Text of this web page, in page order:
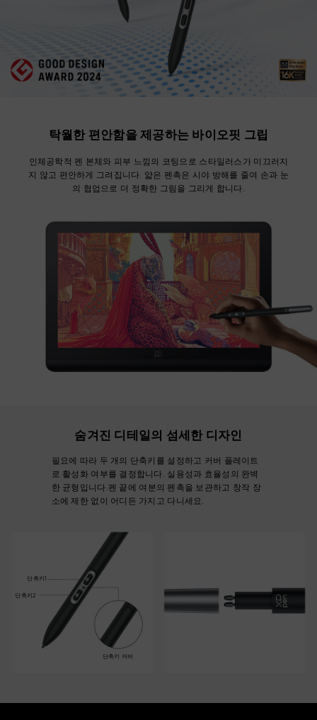
탁월한 편안함을 제공하는 바이오핏 그립
인체공학적 펜 본체와 피부 느낌의 코팅으로 스타일러스가 미끄러지
지 않고 편안하게 그려집니다. 얇은 펜촉은 시야 방해를 줄여 손과 눈
의 협업으로 더 정확한 그림을 그리게 합니다.
숨겨진 디테일의 섬세한 디자인
필요에 따라 두 개의 단축키를 설정하고 커버 플레이트
로 활성화 여부를 결정합니다. 실용성과 효율성의 완벽
한 균형입니다.펜 끝에 여분의 펜촉을 보관하고 창작 장
소에 제한 없이 어디든 가지고 다니세요.
단축키1
단축키2
단축키 커버